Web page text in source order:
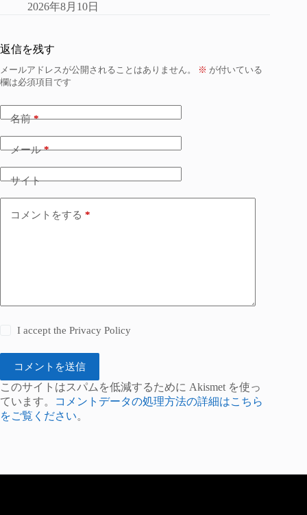
2026年8月10日
返信を残す
メールアドレスが公開されることはありません。 ※ が付いている
欄は必須項目です
名前*
メール*
サイト
コメントをする *
I accept thePrivacy Policy
コメントを送信
このサイトはスパムを低減するために Akismet を使っ
ています。
コメントデータの処理方法の詳細はこちら
をご覧ください。